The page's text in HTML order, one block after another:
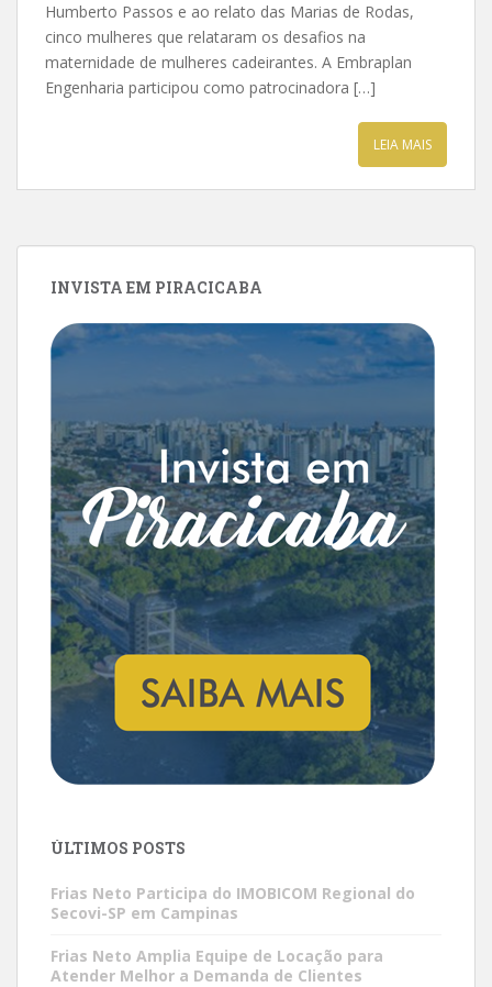
Humberto Passos e ao relato das Marias de Rodas,
cinco mulheres que relataram os desafios na
maternidade de mulheres cadeirantes. A Embraplan
Engenharia participou como patrocinadora […]
LEIA MAIS
INVISTA EM PIRACICABA
ÚLTIMOS POSTS
Frias Neto Participa do IMOBICOM Regional do
Secovi-SP em Campinas
Frias Neto Amplia Equipe de Locação para
Atender Melhor a Demanda de Clientes